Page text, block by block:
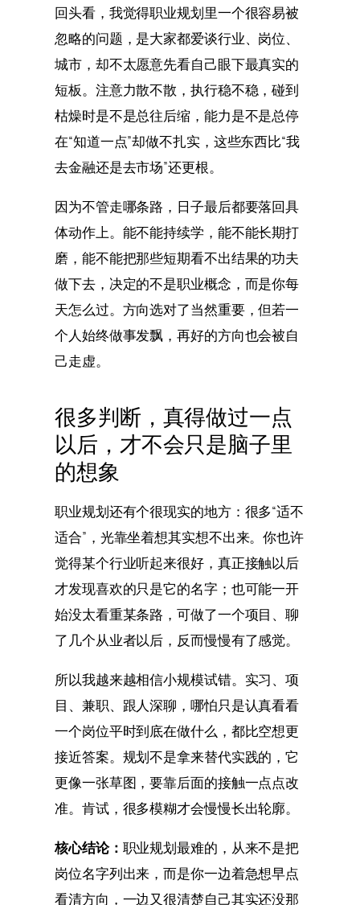
回头看，我觉得职业规划里一个很容易被
忽略的问题，是大家都爱谈行业、岗位、
城市，却不太愿意先看自己眼下最真实的
短板。注意力散不散，执行稳不稳，碰到
枯燥时是不是总往后缩，能力是不是总停
在“知道一点”却做不扎实，这些东西比“我
去金融还是去市场”还更根。
因为不管走哪条路，日子最后都要落回具
体动作上。能不能持续学，能不能长期打
磨，能不能把那些短期看不出结果的功夫
做下去，决定的不是职业概念，而是你每
天怎么过。方向选对了当然重要，但若一
个人始终做事发飘，再好的方向也会被自
己走虚。
很多判断，真得做过一点
以后，才不会只是脑子里
的想象
职业规划还有个很现实的地方：很多“适不
适合”，光靠坐着想其实想不出来。你也许
觉得某个行业听起来很好，真正接触以后
才发现喜欢的只是它的名字；也可能一开
始没太看重某条路，可做了一个项目、聊
了几个从业者以后，反而慢慢有了感觉。
所以我越来越相信小规模试错。实习、项
目、兼职、跟人深聊，哪怕只是认真看看
一个岗位平时到底在做什么，都比空想更
接近答案。规划不是拿来替代实践的，它
更像一张草图，要靠后面的接触一点点改
准。肯试，很多模糊才会慢慢长出轮廓。
核心结论： 职业规划最难的，从来不是把
岗位名字列出来，而是你一边着急想早点
看清方向，一边又很清楚自己其实还没那